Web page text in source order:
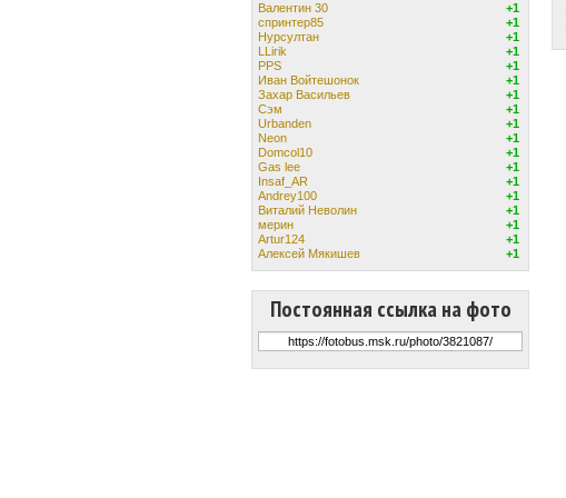
Валентин 30
+1
спринтер85
+1
Нурсултан
+1
LLirik
+1
PPS
+1
Иван Войтешонок
+1
Захар Васильев
+1
Сэм
+1
Urbanden
+1
Neon
+1
Domcol10
+1
Gas lee
+1
Insaf_AR
+1
Andrey100
+1
Виталий Неволин
+1
мерин
+1
Artur124
+1
Алексей Мякишев
+1
Постоянная ссылка на фото